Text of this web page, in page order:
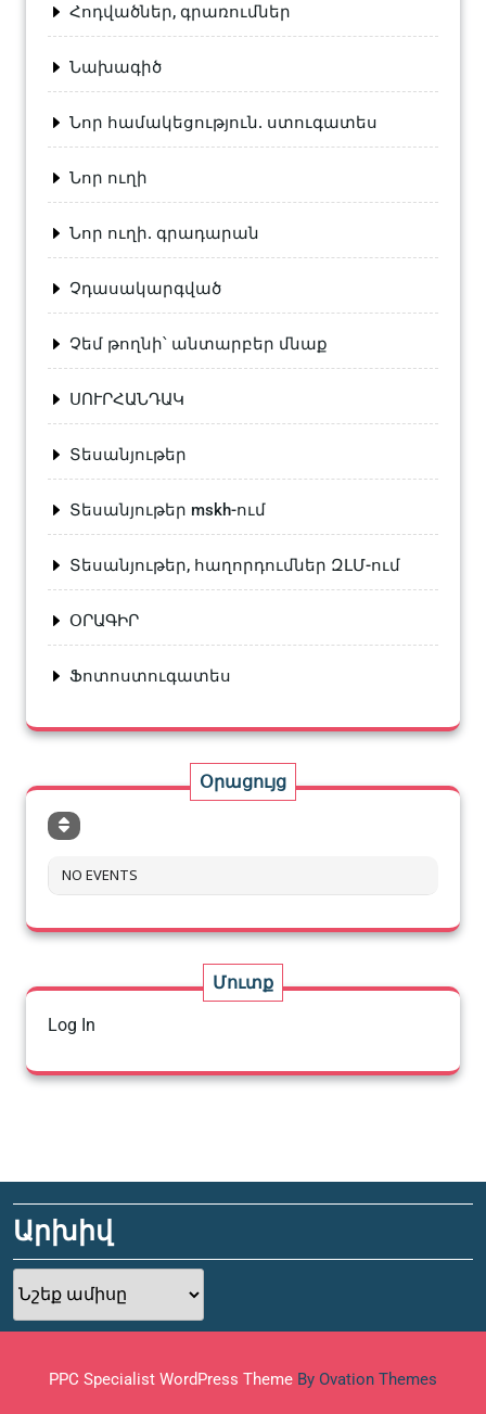
Հոդվածներ, գրառումներ
Նախագիծ
Նոր համակեցություն. ստուգատես
Նոր ուղի
Նոր ուղի. գրադարան
Չդասակարգված
Չեմ թողնի՝ անտարբեր մնաք
ՍՈՒՐՀԱՆԴԱԿ
Տեսանյութեր
Տեսանյութեր mskh-ում
Տեսանյութեր, հաղորդումներ ԶԼՄ-ում
ՕՐԱԳԻՐ
Ֆոտոստուգատես
Օրացույց
NO EVENTS
Մուտք
Log In
Արխիվ
PPC Specialist WordPress Theme By Ovation Themes